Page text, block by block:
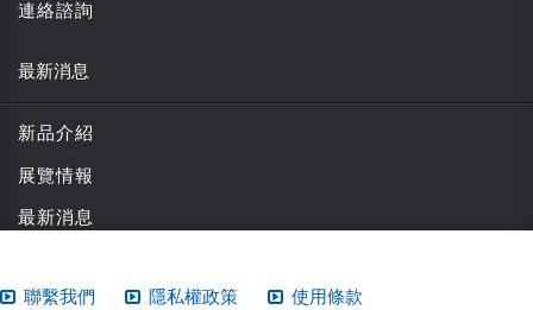
連絡諮詢
最新消息
新品介紹
展覽情報
最新消息
聯繫我們 隱私權政策 使用條款